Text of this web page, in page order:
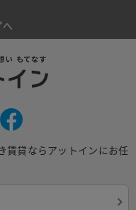
賃貸ならアットインにお任